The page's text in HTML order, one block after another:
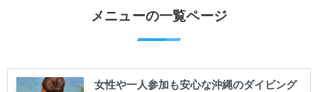
メニューの一覧ページ
女性や一人参加も安心な沖縄のダイビング